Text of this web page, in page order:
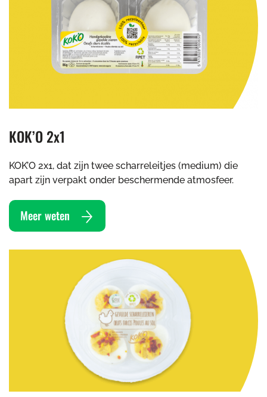
KOK’O 2x1
KOK’O 2x1, dat zijn twee scharreleitjes (medium) die
apart zijn verpakt onder beschermende atmosfeer.
Meer weten